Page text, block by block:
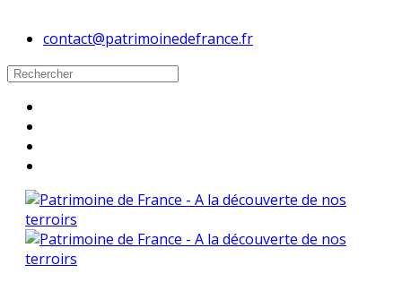
contact@patrimoinedefrance.fr